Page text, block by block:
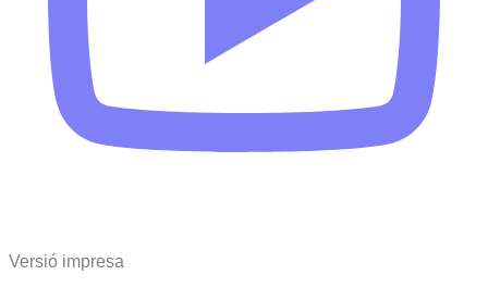
Versió impresa